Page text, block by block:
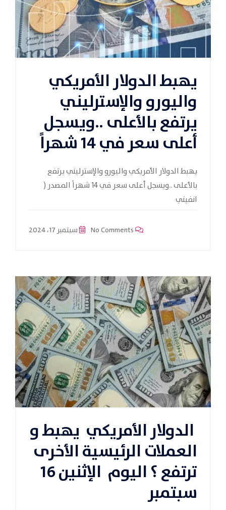
يهبط الدولار الأمريكي
واليورو والإسترليني
يرتفع بالأعلى ..ويسجل
أعلى سعر في 14 شهراً
يهبط الدولار الأمريكي واليورو والإسترليني يرتفع
بالأعلى ..ويسجل أعلى سعر في 14 شهراً المصدر (
انفيني
سبتمبر 17، 2024
الدولار الأمريكي يهبط و
العملات الرئيسية الأخرى
ترتفع ؟ اليوم الإثنين 16
سبتمبر